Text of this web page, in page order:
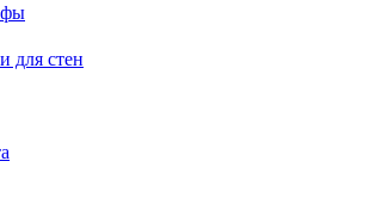
для стен